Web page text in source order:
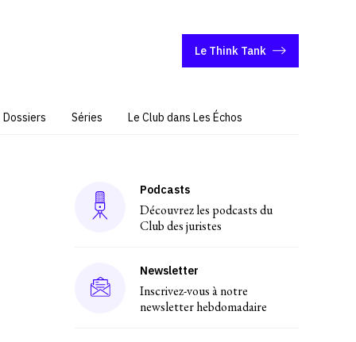
Le Think Tank
Dossiers Séries Le Club dans Les Échos
Podcasts
Découvrez les podcasts du
Club des juristes
Newsletter
Inscrivez-vous à notre
newsletter hebdomadaire